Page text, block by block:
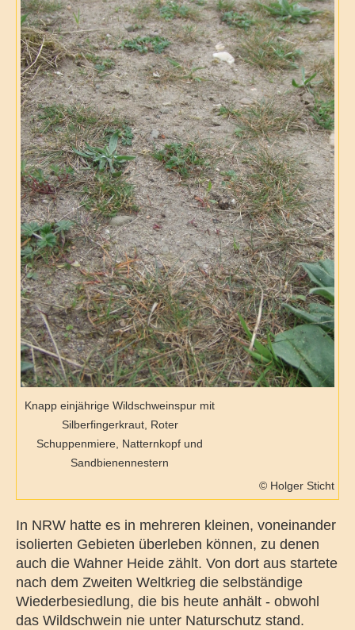
Knapp einjährige Wildschweinspur mit
Silberfingerkraut, Roter
Schuppenmiere, Natternkopf und
Sandbienennestern
© Holger Sticht
In NRW hatte es in mehreren kleinen, voneinander
isolierten Gebieten überleben können, zu denen
auch die Wahner Heide zählt. Von dort aus startete
nach dem Zweiten Weltkrieg die selbständige
Wiederbesiedlung, die bis heute anhält - obwohl
das Wildschwein nie unter Naturschutz stand.